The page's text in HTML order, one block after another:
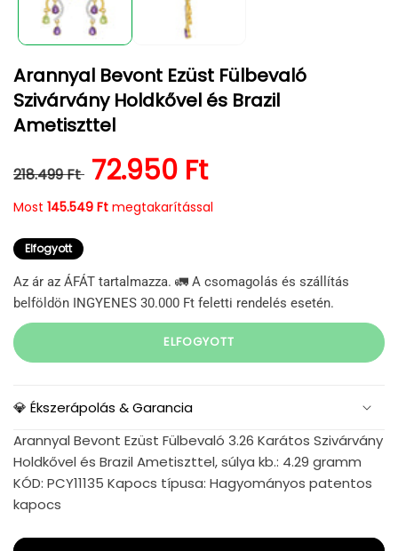
Arannyal Bevont Ezüst Fülbevaló
Szivárvány Holdkővel és Brazil
Ametiszttel
Normál ár
218.499 Ft Kedvezményes ár
72.950 Ft
Most 145.549 Ft megtakarítással
Elfogyott
Az ár az ÁFÁT tartalmazza. 🚛 A csomagolás és szállítás
belföldön INGYENES 30.000 Ft feletti rendelés esetén.
ELFOGYOTT
💎 Ékszerápolás & Garancia
Arannyal Bevont Ezüst Fülbevaló 3.26 Karátos Szivárvány
Holdkővel és Brazil Ametiszttel, súlya kb.: 4.29 gramm
KÓD: PCY11135 Kapocs típusa: Hagyományos patentos
kapocs